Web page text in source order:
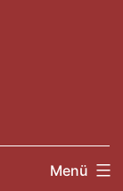
Menü